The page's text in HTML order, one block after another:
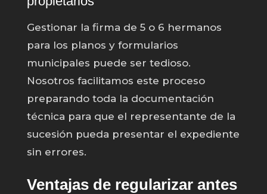
Gestionar la firma de 5 o 6 hermanos
para los planos y formularios
municipales puede ser tedioso.
Nosotros facilitamos este proceso
preparando toda la documentación
técnica para que el representante de la
sucesión pueda presentar el expediente
sin errores.
Ventajas de regularizar antes